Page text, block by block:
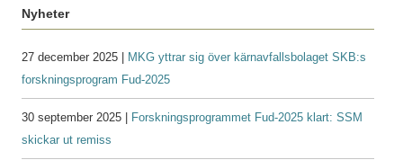
Nyheter
27 december 2025 |
MKG yttrar sig över kärnavfallsbolaget SKB:s
forskningsprogram Fud-2025
30 september 2025 |
Forskningsprogrammet Fud-2025 klart: SSM
skickar ut remiss